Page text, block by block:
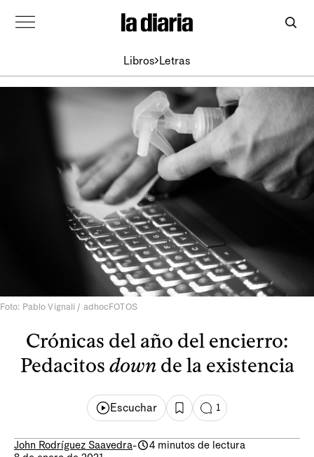
Libros Letras
Foto: Pablo Vignali / adhocFOTOS
Crónicas del año del encierro:
Pedacitos downde la existencia
Escuchar 1
John Rodríguez Saavedra-
4 minutos de lectura